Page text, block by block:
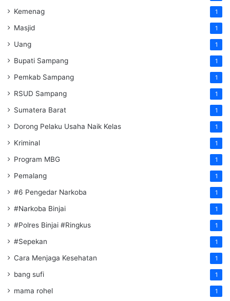
Kemenag 1
Masjid 1
Uang 1
Bupati Sampang 1
Pemkab Sampang 1
RSUD Sampang 1
Sumatera Barat 1
Dorong Pelaku Usaha Naik Kelas 1
Kriminal 1
Program MBG 1
Pemalang 1
#6 Pengedar Narkoba 1
#Narkoba Binjai 1
#Polres Binjai #Ringkus 1
#Sepekan 1
Cara Menjaga Kesehatan 1
bang sufi 1
mama rohel 1